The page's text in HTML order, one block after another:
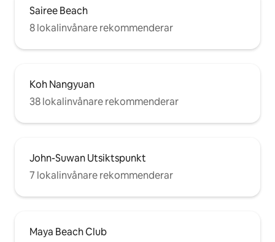
Sairee Beach
8 lokalinvånare rekommenderar
Koh Nangyuan
38 lokalinvånare rekommenderar
John-Suwan Utsiktspunkt
7 lokalinvånare rekommenderar
Maya Beach Club